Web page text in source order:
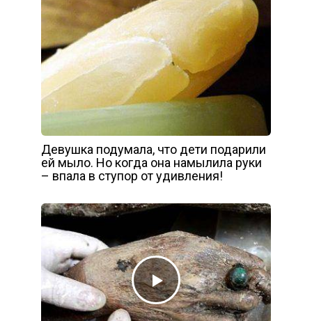
Девушка подумала, что дети подарили
ей мыло. Но когда она намылила руки
– впала в ступор от удивления!